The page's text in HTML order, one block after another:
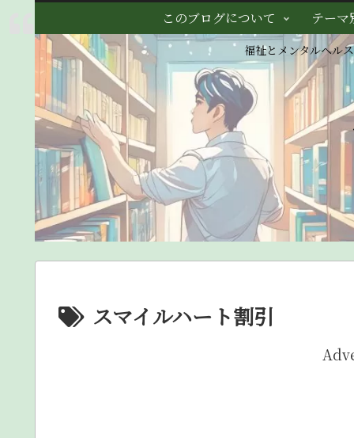
福祉とメンタルヘル
このブログについて テー
スマイルハート割引